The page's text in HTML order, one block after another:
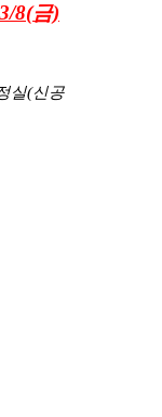
8(금)
실(신공